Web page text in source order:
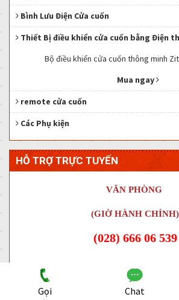
Bình Lưu Điện Cửa cuốn
Thiết Bị điều khiển cửa cuốn bằng Điện
Bộ điều khiển cửa cuốn thông minh
Mua ngay
remote cửa cuốn
Các Phụ kiện
HỖ TRỢ TRỰC TUYẾN
VĂN PHÒNG
(GIỜ HÀNH CHÍNH)
(028) 666 06 539
Gọi Chat